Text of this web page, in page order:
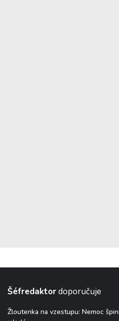
Šéfredaktordoporučuje
Žloutenka na vzestupu: Nemoc